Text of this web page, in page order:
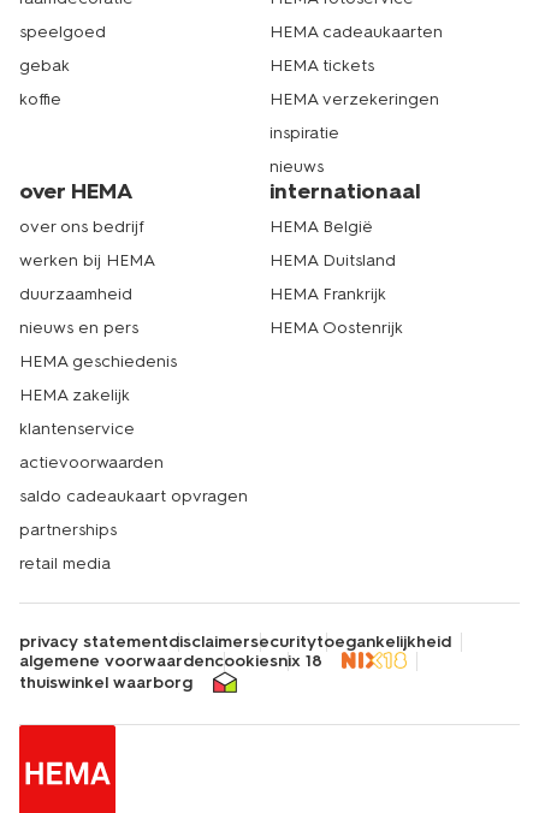
speelgoed
gebak
koffie
HEMA cadeaukaarten
HEMA tickets
HEMA verzekeringen
inspiratie
nieuws
over HEMA
over ons bedrijf
werken bij HEMA
duurzaamheid
nieuws en pers
HEMA geschiedenis
HEMA zakelijk
klantenservice
actievoorwaarden
saldo cadeaukaart opvragen
partnerships
retail media
internationaal
HEMA België
HEMA Duitsland
HEMA Frankrijk
HEMA Oostenrijk
privacy statementdisclaimersecuritytoegankelijkheid
algemene voorwaardencookiesnix 18
thuiswinkel waarborg